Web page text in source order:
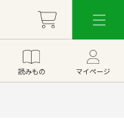
読みもの マイページ